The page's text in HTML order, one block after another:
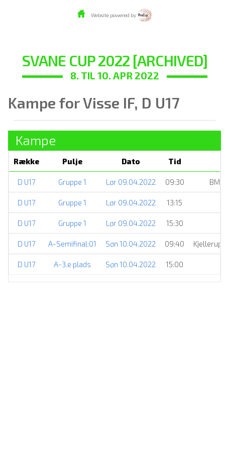
Website powered by
SVANE CUP 2022 [ARCHIVED]
8. TIL 10. APR 2022
Kampe for Visse IF, D U17
Kampe
Række Pulje Dato Tid
D U17 Gruppe 1 Lør 09.04.2022 09:30 BMI
D U17 Gruppe 1 Lør 09.04.2022 13:15
D U17 Gruppe 1 Lør 09.04.2022 15:30
D U17 A-Semifinal:01 Søn 10.04.2022 09:40 Kjellerup
D U17 A-3.e plads Søn 10.04.2022 15:00